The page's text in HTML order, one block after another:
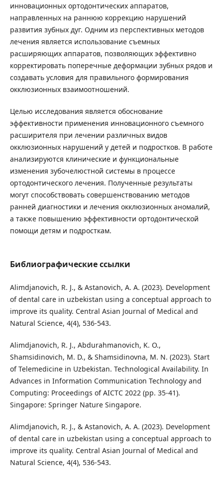
инновационных ортодонтических аппаратов,
направленных на раннюю коррекцию нарушений
развития зубных дуг. Одним из перспективных методов
лечения является использование съемных
расширяющих аппаратов, позволяющих эффективно
корректировать поперечные деформации зубных рядов и
создавать условия для правильного формирования
окклюзионных взаимоотношений.
Целью исследования является обоснование
эффективности применения инновационного съемного
расширителя при лечении различных видов
окклюзионных нарушений у детей и подростков. В работе
анализируются клинические и функциональные
изменения зубочелюстной системы в процессе
ортодонтического лечения. Полученные результаты
могут способствовать совершенствованию методов
ранней диагностики и лечения окклюзионных аномалий,
а также повышению эффективности ортодонтической
помощи детям и подросткам.
Библиографические ссылки
Alimdjanovich, R. J., & Astanovich, A. A. (2023). Development
of dental care in uzbekistan using a conceptual approach to
improve its quality. Central Asian Journal of Medical and
Natural Science, 4(4), 536-543.
Alimdjanovich, R. J., Abdurahmanovich, K. O.,
Shamsidinovich, M. D., & Shamsidinovna, M. N. (2023). Start
of Telemedicine in Uzbekistan. Technological Availability. In
Advances in Information Communication Technology and
Computing: Proceedings of AICTC 2022 (pp. 35-41).
Singapore: Springer Nature Singapore.
Alimdjanovich, R. J., & Astanovich, A. A. (2023). Development
of dental care in uzbekistan using a conceptual approach to
improve its quality. Central Asian Journal of Medical and
Natural Science, 4(4), 536-543.